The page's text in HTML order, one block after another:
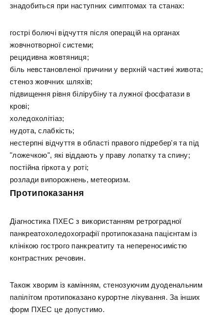
знадобиться при наступних симптомах та станах:
гострі болючі відчуття після операцій на органах
жовчнотворної системи;
рецидивна жовтяниця;
біль невстановленої причини у верхній частині живота;
стеноз жовчних шляхів;
підвищення рівня білірубіну та лужної фосфатази в
крові;
холедохолітіаз;
нудота, слабкість;
нестерпні відчуття в області правого підребер'я та під
"ложечкою", які віддають у праву лопатку та спину;
постійна гіркота у роті;
розлади випорожнень, метеоризм.
Протипоказання
Діагностика ПХЕС з використанням ретроградної
панкреатохоледохографії протипоказана пацієнтам із
клінікою гострого панкреатиту та непереносимістю
контрастних речовин.
Також хворим із камінням, стенозуючим дуоденальним
папілітом протипоказано курортне лікування. За інших
форм ПХЕС це допустимо.